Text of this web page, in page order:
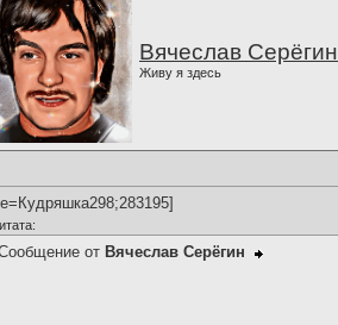
Вячеслав Серёгин
Живу я здесь
от Вячеслав Серёгин